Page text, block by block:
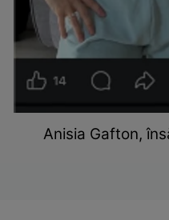
Anisia Gafton,